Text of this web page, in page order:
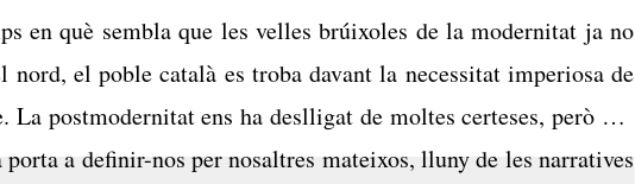
en què sembla que les velles brúixoles de la modernitat ja no
nord, el poble català es troba davant la necessitat imperiosa de
La postmodernitat ens ha deslligat de moltes certeses, però ens
porta a definir-nos per nosaltres mateixos, lluny de les narratives